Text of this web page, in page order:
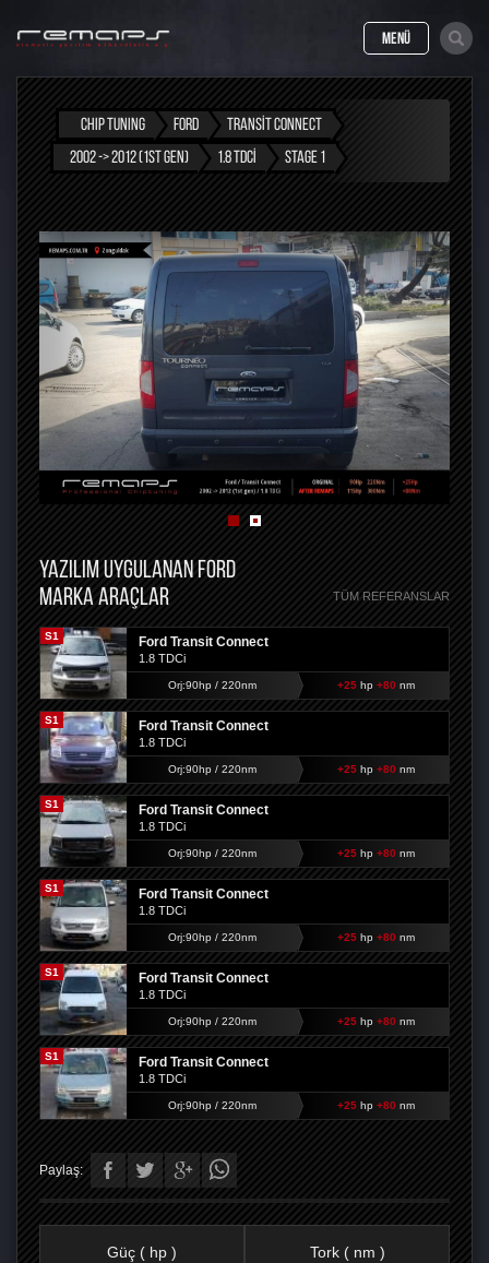
MENÜ
CHIP TUNING FORD
TRANSIT CONNECT
2002 -> 2012 (1ST GEN)
1.8 TDCI STAGE 1
YAZILIM UYGULANAN FORD
MARKA ARAÇLAR
TÜM REFERANSLAR
S1 Ford Transit Connect
1.8 TDCi
Orj:90hp / 220nm +25hp +80 nm
S1 Ford Transit Connect
1.8 TDCi
Orj:90hp / 220nm +25hp +80 nm
S1 Ford Transit Connect
1.8 TDCi
Orj:90hp / 220nm +25hp +80 nm
S1 Ford Transit Connect
1.8 TDCi
Orj:90hp / 220nm +25hp +80 nm
S1 Ford Transit Connect
1.8 TDCi
Orj:90hp / 220nm +25hp +80 nm
S1 Ford Transit Connect
1.8 TDCi
Orj:90hp / 220nm +25hp +80 nm
Paylaş:
Güç ( hp ) Tork ( nm )